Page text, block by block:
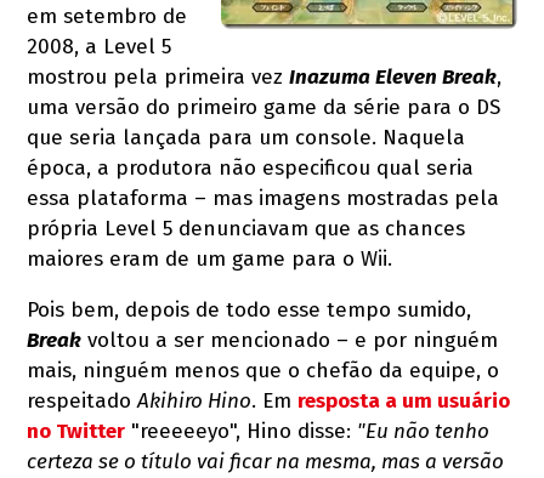
em setembro de
2008, a Level 5
mostrou pela primeira vezInazuma Eleven Break,
uma versão do primeiro game da série para o DS
que seria lançada para um console. Naquela
época, a produtora não especificou qual seria
essa plataforma – mas imagens mostradas pela
própria Level 5 denunciavam que as chances
maiores eram de um game para o Wii.
Pois bem, depois de todo esse tempo sumido,
Break voltou a ser mencionado – e por ninguém
mais, ninguém menos que o chefão da equipe, o
respeitadoAkihiro Hino. Em resposta a um usuário
no Twitter "reeeeeyo", Hino disse: "Eu não tenho
certeza se o título vai ficar na mesma, mas a versão